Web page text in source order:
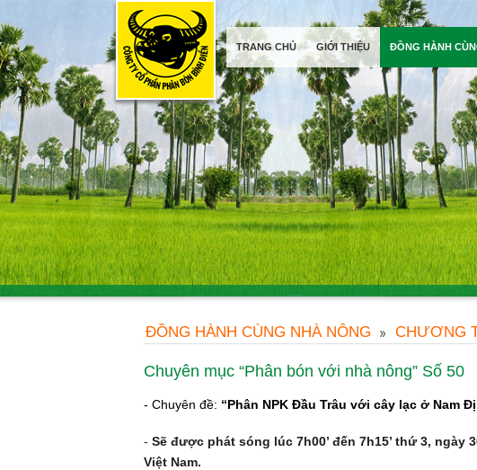
TRANG CHỦ GIỚI THIỆU ĐỒNG HÀNH
ĐỒNG HÀNH CÙNG NHÀ NÔNG CHƯƠNG
Chuyên mục “Phân bón với nhà nông” Số 50
- Chuyên đề: “Phân NPK Đầu Trâu với cây lạc ở Nam
- Sẽ được phát sóng lúc 7h00’ đến 7h15’ thứ 3, ngày
Việt Nam.